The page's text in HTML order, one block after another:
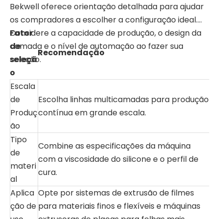
Bekwell oferece orientação detalhada para ajudar
os compradores a escolher a configuração ideal.
Considere a capacidade de produção, o design da
camada e o nível de automação ao fazer sua
seleção.
Fator
de
seleçã
o
Recomendação
Escala
de
Produç
ão
Escolha linhas multicamadas para produção
contínua em grande escala.
Tipo
de
materi
al
Combine as especificações da máquina
com a viscosidade do silicone e o perfil de
cura.
Aplica
ção de
Opte por sistemas de extrusão de filmes
para materiais finos e flexíveis e máquinas